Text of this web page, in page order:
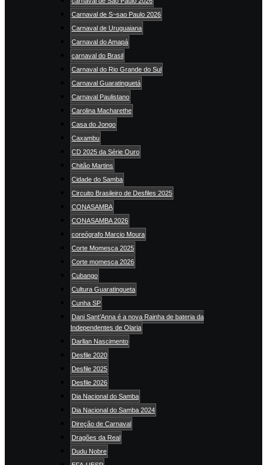
Carnaval de S~sao Paulo 2026
Carnaval de Uruguaiana
Carnaval do Amapá
carnaval do Brasil
Carnaval do Rio Grande do Sul
Carnaval Guaratinguetá
Carnaval Paulistano
Carolina Macharethe
Casa do Jongo
Caxambu
CD 2025 da Série Ouro
Chitão Martins
Cidade do Samba
Circuito Brasileiro de Desfiles 2025
CONASAMBA
CONASAMBA 2026
coreógrafo Marcio Moura
Corte Momesca 2025
Corte momesca 2026
Cubango
Cultura Guaratingueta
Cunha SP
Dani Sant’Anna é a nova Rainha de bateria da
Independentes de Olaria
Darllan Nascimento
Desfile 2020
Desfile 2025
Desfile 2026
Dia Nacional do Samba
Dia Nacional do Samba 2024
Direção de Carnaval
Dragões da Real
Dudu Nobre